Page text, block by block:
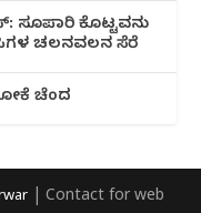
ಸೂಪಾರಿ ಕೊಟ್ಟವನು
ಚಲನವಲನ ಸೆರೆ
ಚೆಂದ
| Contact for web